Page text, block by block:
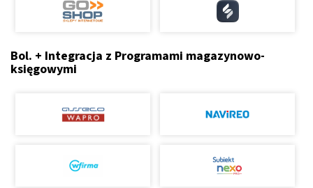
Bol. + Integracja z Programami magazynowo-
księgowymi